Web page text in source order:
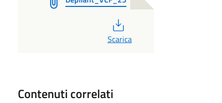
Scarica
Contenuti correlati